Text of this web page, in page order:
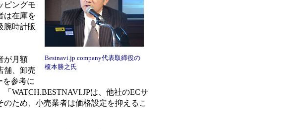
Bestnavi.jp company代表取締役の
榎本勝之氏
ピングモ
は在庫を
腕時計販
が月額
舗、卸売
を参考に
WATCH.BESTNAVI.JPは、他社のECサ
ため、小売業者は価格設定を抑えるこ